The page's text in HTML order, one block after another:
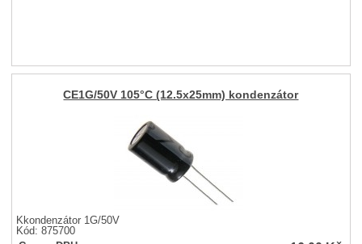
CE1G/50V 105°C (12.5x25mm) kondenzátor
Kkondenzátor 1G/50V
Kód: 875700